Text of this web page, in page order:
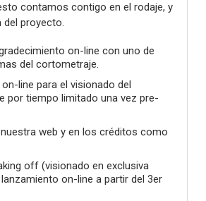
contamos contigo en el rodaje, y
del proyecto.
on-line con uno de
del cortometraje.
line para el visionado del
por tiempo limitado una vez pre-
web y en los créditos como
off (visionado en exclusiva
on-line a partir del 3er